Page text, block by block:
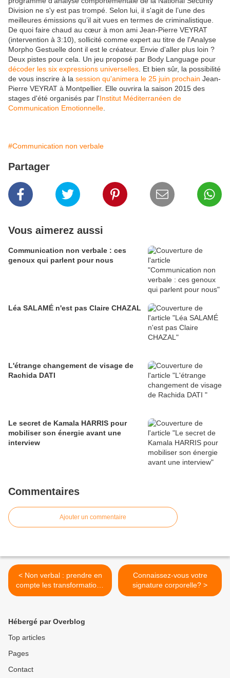
Division ne s'y est pas trompé. Selon lui, il s'agit de l’une des
meilleures émissions qu’il ait vues en termes de criminalistique.
De quoi faire chaud au cœur à mon ami Jean-Pierre VEYRAT
(intervention à 3:10), sollicité comme expert au titre de l'Analyse
Morpho Gestuelle dont il est le créateur. Envie d'aller plus loin ?
Deux pistes pour cela. Un jeu proposé par Body Language pour
décoder les six expressions universelles . Et bien sûr, la possibilité
de vous inscrire à la session qu'animera le 25 juin prochain Jean-
Pierre VEYRAT à Montpellier. Elle ouvrira la saison 2015 des
stages d'été organisés par l'Institut Méditerranéen de
Communication Emotionnelle
#Communication non verbale
Partager
Vous aimerez aussi
Communication non verbale : ces
genoux qui parlent pour nous
Léa SALAMÉ n'est pas Claire CHAZAL
L'étrange changement de visage de
Rachida DATI
Le secret de Kamala HARRIS pour
mobiliser son énergie avant une
interview
Commentaires
Ajouter un commentaire
< Non verbal : prendre en
compte les transformations
du visage avec la
Connaissez-vous votre
signature corporelle? >
Hébergé par Overblog
Top articles
Pages
Contact